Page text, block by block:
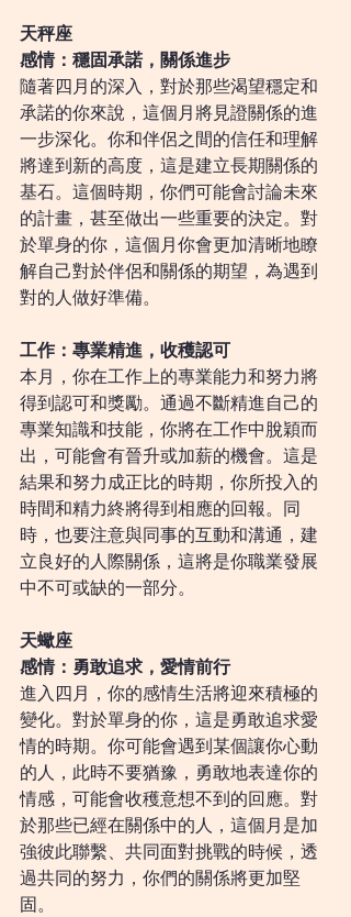
天秤座
感情：穩固承諾，關係進步
隨著四月的深入，對於那些渴望穩定和
承諾的你來說，這個月將見證關係的進
一步深化。你和伴侶之間的信任和理解
將達到新的高度，這是建立長期關係的
基石。這個時期，你們可能會討論未來
的計畫，甚至做出一些重要的決定。對
於單身的你，這個月你會更加清晰地瞭
解自己對於伴侶和關係的期望，為遇到
對的人做好準備。
工作：專業精進，收穫認可
本月，你在工作上的專業能力和努力將
得到認可和獎勵。通過不斷精進自己的
專業知識和技能，你將在工作中脫穎而
出，可能會有晉升或加薪的機會。這是
結果和努力成正比的時期，你所投入的
時間和精力終將得到相應的回報。同
時，也要注意與同事的互動和溝通，建
立良好的人際關係，這將是你職業發展
中不可或缺的一部分。
天蠍座
感情：勇敢追求，愛情前行
進入四月，你的感情生活將迎來積極的
變化。對於單身的你，這是勇敢追求愛
情的時期。你可能會遇到某個讓你心動
的人，此時不要猶豫，勇敢地表達你的
情感，可能會收穫意想不到的回應。對
於那些已經在關係中的人，這個月是加
強彼此聯繫、共同面對挑戰的時候，透
過共同的努力，你們的關係將更加堅
固。